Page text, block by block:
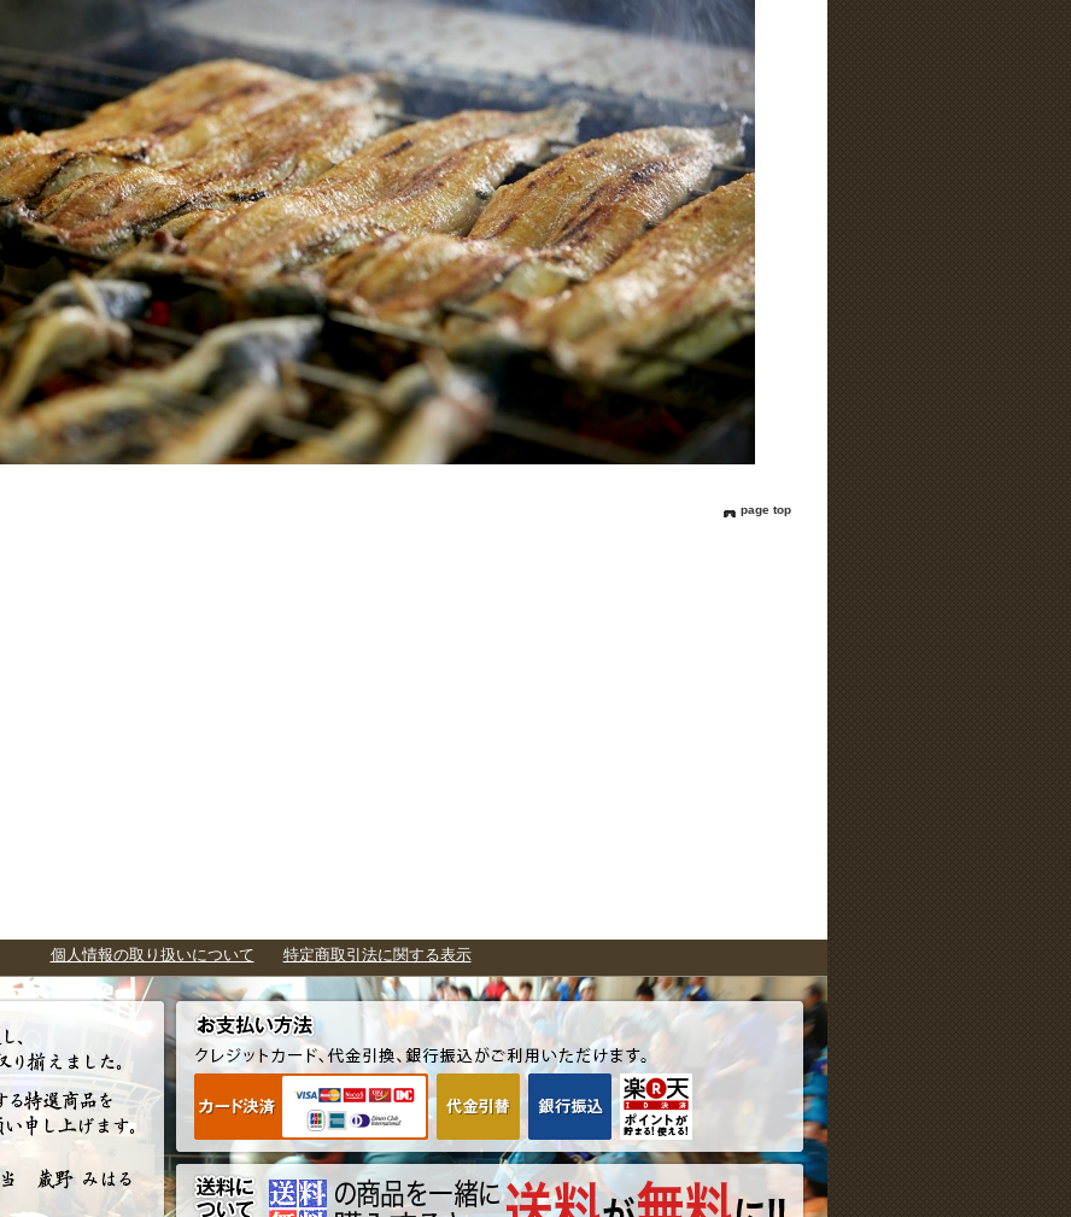
page top
個人情報の取り扱いについて 特定商取引法に関する表示